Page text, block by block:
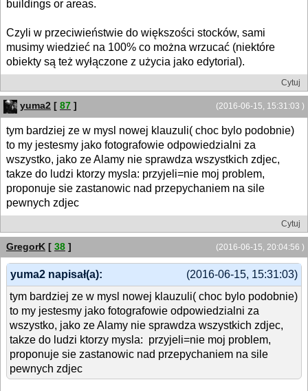
buildings or areas.
Czyli w przeciwieństwie do większości stocków, sami
musimy wiedzieć na 100% co można wrzucać (niektóre
obiekty są też wyłączone z użycia jako edytorial).
Cytuj
(2016-06-15, 15:31:03 )
yuma2 [ 87 ]
tym bardziej ze w mysl nowej klauzuli( choc bylo podobnie)
to my jestesmy jako fotografowie odpowiedzialni za
wszystko, jako ze Alamy nie sprawdza wszystkich zdjec,
takze do ludzi ktorzy mysla: przyjeli=nie moj problem,
proponuje sie zastanowic nad przepychaniem na sile
pewnych zdjec
Cytuj
(2016-06-15, 20:04:56 )
GregorK [ 38 ]
(2016-06-15, 15:31:03)
yuma2 napisał(a):
tym bardziej ze w mysl nowej klauzuli( choc bylo podobnie)
to my jestesmy jako fotografowie odpowiedzialni za
wszystko, jako ze Alamy nie sprawdza wszystkich zdjec,
takze do ludzi ktorzy mysla: przyjeli=nie moj problem,
proponuje sie zastanowic nad przepychaniem na sile
pewnych zdjec